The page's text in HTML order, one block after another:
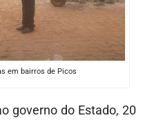
em bairros de Picos
governo do Estado, 20